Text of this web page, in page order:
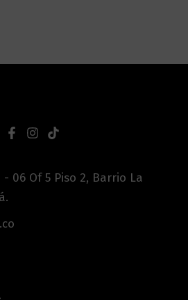
- 06 Of 5 Piso 2, Barrio La